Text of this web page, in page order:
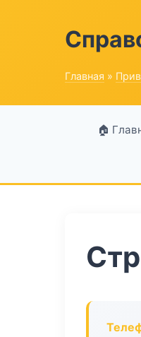
Главная »
🏠